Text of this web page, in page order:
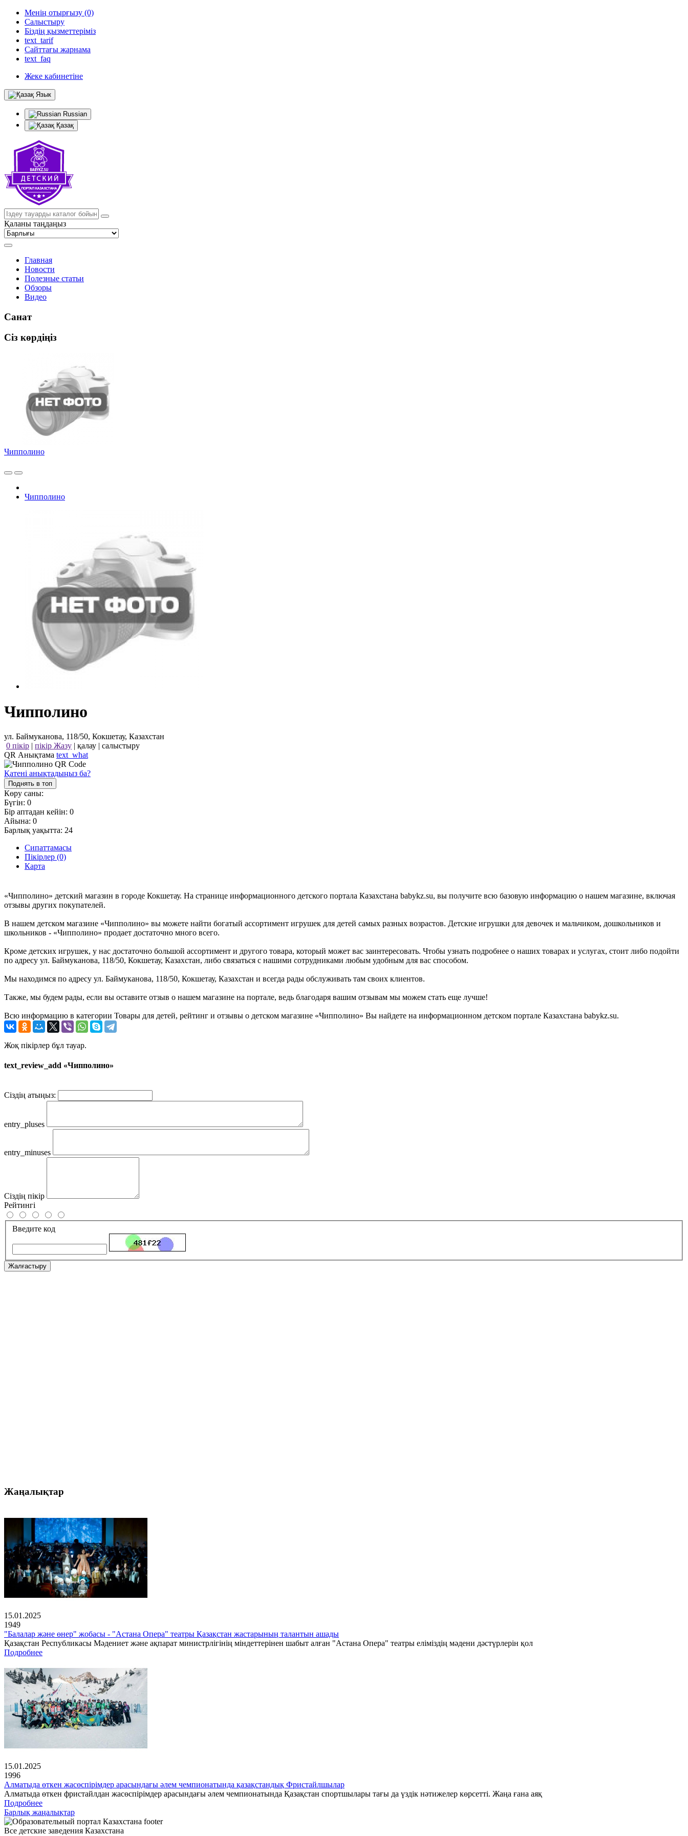
Менің отырғызу (0)
Салыстыру
Біздің қызметтеріміз
text_tarif
Сайттағы жарнама
text_faq
Жеке кабинетіне
Язык
Russian
Қазақ
Қаланы таңдаңыз
Главная
Новости
Полезные статьи
Обзоры
Видео
Санат
Сіз көрдіңіз
Чипполино
Чипполино
Чипполино
ул. Баймуканова, 118/50, Кокшетау, Казахстан
0 пікір | пікір Жазу | қалау | салыстыру
QR Анықтама text_what
Қатені анықтадыңыз ба?
Поднять в топ
Көру саны:
Бүгін: 0
Бір аптадан кейін: 0
Айына: 0
Барлық уақытта: 24
Сипаттамасы
Пікірлер (0)
Карта
«Чипполино» детский магазин в городе Кокшетау. На странице информационного детского портала Казахстана babykz.su, вы получите всю базовую информацию о нашем магазине, включая
отзывы других покупателей.
В нашем детском магазине «Чипполино» вы можете найти богатый ассортимент игрушек для детей самых разных возрастов. Детские игрушки для девочек и мальчиком, дошкольников и
школьников - «Чипполино» продает достаточно много всего.
Кроме детских игрушек, у нас достаточно большой ассортимент и другого товара, который может вас заинтересовать. Чтобы узнать подробнее о наших товарах и услугах, стоит либо подойти
по адресу ул. Баймуканова, 118/50, Кокшетау, Казахстан, либо связаться с нашими сотрудниками любым удобным для вас способом.
Мы находимся по адресу ул. Баймуканова, 118/50, Кокшетау, Казахстан и всегда рады обслуживать там своих клиентов.
Также, мы будем рады, если вы оставите отзыв о нашем магазине на портале, ведь благодаря вашим отзывам мы можем стать еще лучше!
Всю информацию в категории Товары для детей, рейтинг и отзывы о детском магазине «Чипполино» Вы найдете на информационном детском портале Казахстана babykz.su.
Жоқ пікірлер бұл тауар.
text_review_add «Чипполино»
Сіздің атыңыз:
entry_pluses
entry_minuses
Сіздің пікір
Рейтингі
Введите код
Жалғастыру
Жаңалықтар
15.01.2025
1949
"Балалар және өнер" жобасы - "Астана Опера" театры Қазақстан жастарының талантын ашады
Қазақстан Республикасы Мәдениет және ақпарат министрлігінің міндеттерінен шабыт алған "Астана Опера" театры еліміздің мәдени дәстүрлерін қол
Подробнее
15.01.2025
1996
Алматыда өткен жасөспірімдер арасындағы әлем чемпионатында қазақстандық Фристайлшылар
Алматыда өткен фристайлдан жасөспірімдер арасындағы әлем чемпионатында Қазақстан спортшылары тағы да үздік нәтижелер көрсетті. Жаңа ғана аяқ
Подробнее
Барлық жаңалықтар
Все детские заведения Казахстана